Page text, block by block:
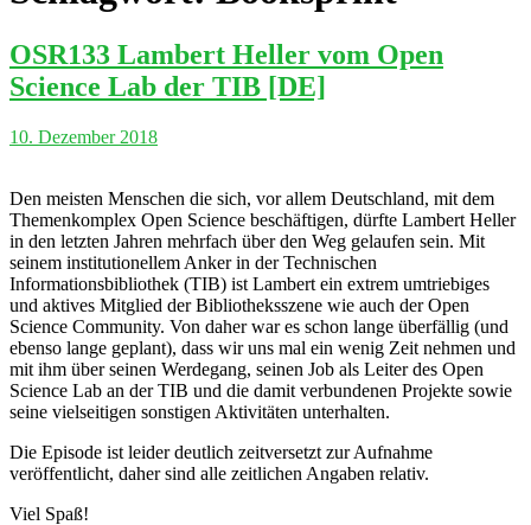
OSR133 Lambert Heller vom Open
Science Lab der TIB [DE]
10. Dezember 2018
Den meisten Menschen die sich, vor allem Deutschland, mit dem
Themenkomplex Open Science beschäftigen, dürfte Lambert Heller
in den letzten Jahren mehrfach über den Weg gelaufen sein. Mit
seinem institutionellem Anker in der Technischen
Informationsbibliothek (TIB) ist Lambert ein extrem umtriebiges
und aktives Mitglied der Bibliotheksszene wie auch der Open
Science Community. Von daher war es schon lange überfällig (und
ebenso lange geplant), dass wir uns mal ein wenig Zeit nehmen und
mit ihm über seinen Werdegang, seinen Job als Leiter des Open
Science Lab an der TIB und die damit verbundenen Projekte sowie
seine vielseitigen sonstigen Aktivitäten unterhalten.
Die Episode ist leider deutlich zeitversetzt zur Aufnahme
veröffentlicht, daher sind alle zeitlichen Angaben relativ.
Viel Spaß!